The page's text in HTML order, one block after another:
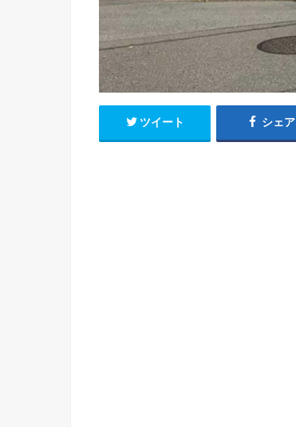
ツイート シェア